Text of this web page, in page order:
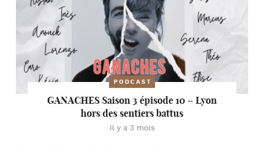
PODCAST
GANACHES Saison 3 épisode 10 – Lyon
hors des sentiers battus
Il y a 3 mois